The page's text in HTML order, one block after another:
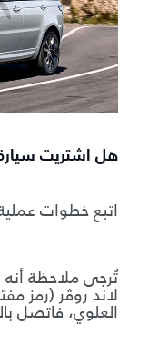
هل اشتريت
اتبع خطوات
تُرجى ملاحظة أنه
لاند روڤر (رمز
العلوي، فاتصل